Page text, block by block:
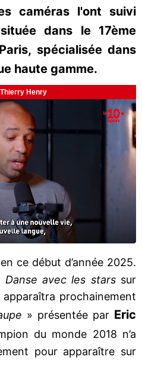
caméras l'ont suivi
dans le 17ème
spécialisée dans
haute gamme.
ce début d’année 2025.
Danse avec les stars sur
apparaîtra prochainement
» présentée par Eric
du monde 2018 n’a
pour apparaître sur